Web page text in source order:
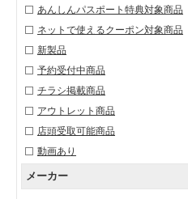
あんしんパスポート特典対象商品
ネットで使えるクーポン対象商品
新製品
予約受付中商品
チラシ掲載商品
アウトレット商品
店頭受取可能商品
動画あり
メーカー